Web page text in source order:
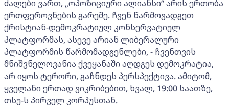
ძალები ვართ, „ოპოზიციური ალიანსი“ არის ერთობა
ერთფეროვნების გარეშე. ჩვენ წარმოვადგეთ
ქრისტიან-დემოკრატიულ კონსერვატიულ
პლატფორმას, ასევე არიან ლიბერალური
პლატფორმის წარმომადგენლები, - ჩვენთვის
მნიშვნელოვანია ქვეყანაში აღდგეს დემოკრატია,
არ იყოს ტერორი, გაჩნდეს პერსპექტივა. ამიტომ,
ყველანი ერთად ვიკრიბებით, ხვალ, 19:00 საათზე,
თსუ-ს პირველ კორპუსთან.